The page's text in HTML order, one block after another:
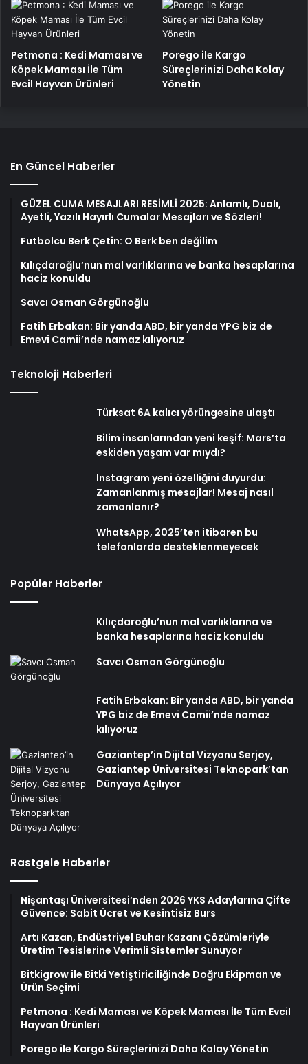
Petmona : Kedi Maması ve
Köpek Maması İle Tüm
Evcil Hayvan Ürünleri
Porego ile Kargo
Süreçlerinizi Daha Kolay
Yönetin
En Güncel Haberler
GÜZEL CUMA MESAJLARI RESİMLİ 2025: Anlamlı, Dualı,
Ayetli, Yazılı Hayırlı Cumalar Mesajları ve Sözleri!
Futbolcu Berk Çetin: O Berk ben değilim
Kılıçdaroğlu’nun mal varlıklarına ve banka hesaplarına
haciz konuldu
Savcı Osman Görgünoğlu
Fatih Erbakan: Bir yanda ABD, bir yanda YPG biz de
Emevi Camii’nde namaz kılıyoruz
Teknoloji Haberleri
Türksat 6A kalıcı yörüngesine ulaştı
Bilim insanlarından yeni keşif: Mars’ta
eskiden yaşam var mıydı?
Instagram yeni özelliğini duyurdu:
Zamanlanmış mesajlar! Mesaj nasıl
zamanlanır?
WhatsApp, 2025’ten itibaren bu
telefonlarda desteklenmeyecek
Popüler Haberler
Kılıçdaroğlu’nun mal varlıklarına ve
banka hesaplarına haciz konuldu
Savcı Osman Görgünoğlu
Fatih Erbakan: Bir yanda ABD, bir yanda
YPG biz de Emevi Camii’nde namaz
kılıyoruz
Gaziantep’in Dijital Vizyonu Serjoy,
Gaziantep Üniversitesi Teknopark’tan
Dünyaya Açılıyor
Rastgele Haberler
Nişantaşı Üniversitesi’nden 2026 YKS Adaylarına Çifte
Güvence: Sabit Ücret ve Kesintisiz Burs
Artı Kazan, Endüstriyel Buhar Kazanı Çözümleriyle
Üretim Tesislerine Verimli Sistemler Sunuyor
Bitkigrow ile Bitki Yetiştiriciliğinde Doğru Ekipman ve
Ürün Seçimi
Petmona : Kedi Maması ve Köpek Maması İle Tüm Evcil
Hayvan Ürünleri
Porego ile Kargo Süreçlerinizi Daha Kolay Yönetin